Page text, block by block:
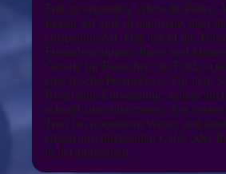
Fuß zu erkunden, erlebt ihr Plätze,
Ecken auf eine dynamische, aber
entspannte Art. Das macht die
Freundesgruppen, Paare und
Gerade für Besucher, die Fulda
eine frische Perspektive. Vor dem
Regel eine Einweisung, sodass
schnell zurechtkommen. Am
Tour bei trockenem Wetter und
einem anschließenden Café- oder
in der Innenstadt.